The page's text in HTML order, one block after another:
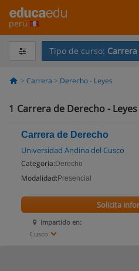
perú
Tipo de curso: Carrera
Carrera Derecho - Leyes
1 Carrera de Derecho -
Carrera de Derecho
Universidad Andina del Cusco
Categoría: Derecho
Modalidad: Presencial
Impartido en:
Cusco
Solicita